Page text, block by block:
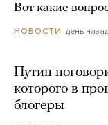
Вот какие
НОВОСТИ день назад
Путин
которого в
блогеры